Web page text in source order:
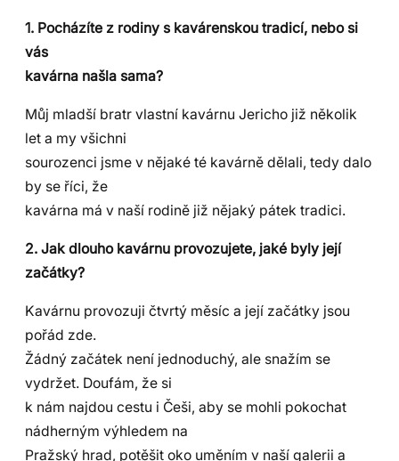
1. Pocházíte z rodiny s kavárenskou tradicí, nebo si
vás
kavárna našla sama?
Můj mladší bratr vlastní kavárnu Jericho již několik
let a my všichni
sourozenci jsme v nějaké té kavárně dělali, tedy dalo
by se říci, že
kavárna má v naší rodině již nějaký pátek tradici.
2. Jak dlouho kavárnu provozujete, jaké byly její
začátky?
Kavárnu provozuji čtvrtý měsíc a její začátky jsou
pořád zde.
Žádný začátek není jednoduchý, ale snažím se
vydržet. Doufám, že si
k nám najdou cestu i Češi, aby se mohli pokochat
nádherným výhledem na
Pražský hrad, potěšit oko uměním v naší galerii a